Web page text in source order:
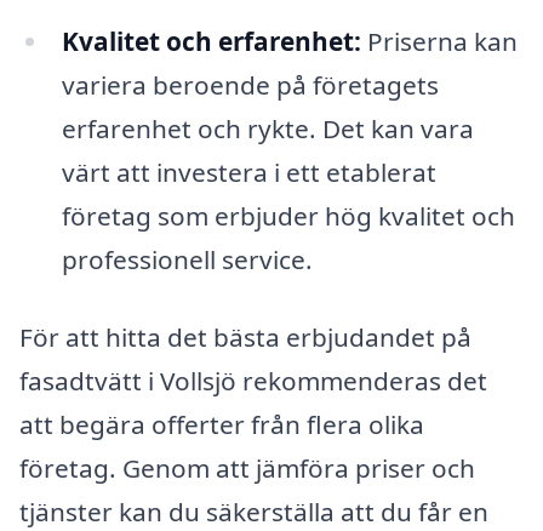
Kvalitet och erfarenhet: Priserna kan
variera beroende på företagets
erfarenhet och rykte. Det kan vara
värt att investera i ett etablerat
företag som erbjuder hög kvalitet och
professionell service.
För att hitta det bästa erbjudandet på
fasadtvätt i Vollsjö rekommenderas det
att begära offerter från flera olika
företag. Genom att jämföra priser och
tjänster kan du säkerställa att du får en